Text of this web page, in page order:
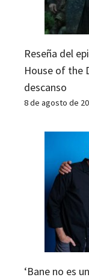
Reseña del
House of the
descanso
8 de agosto de
‘Bane no es